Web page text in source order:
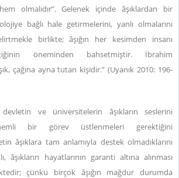
olmalıdır”.Gelenek içinde âşıklardan bir
bağlı hale getirmelerini, yanlı olmalarını
birlikte; âşığın her kesimden insanı
öneminden bahsetmiştir. İbrahim
çağına ayna tutan kişidir.” (Uyanık 2010: 196-
devletin ve üniversitelerin âşıkların seslerini
bir görev üstlenmeleri gerektiğini
âşıklara tam anlamıyla destek olmadıklarını
âşıkların hayatlarının garanti altına alınması
çünkü birçok âşığın mağdur durumda